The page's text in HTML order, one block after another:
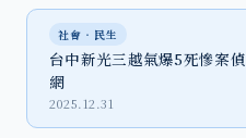
社會‧民生
台中新光三越氣爆5死慘案
網
2025.12.31